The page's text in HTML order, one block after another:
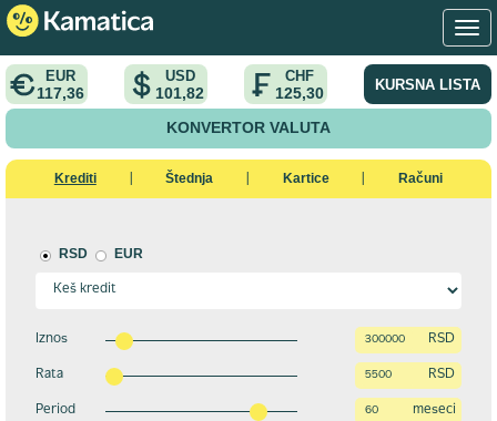
EUR
117,36
USD
101,82
CHF
125,30 KURSNA LISTA
KONVERTOR VALUTA
Krediti Štednja Kartice Računi
RSD EUR
Iznos RSD
Rata RSD
Period meseci